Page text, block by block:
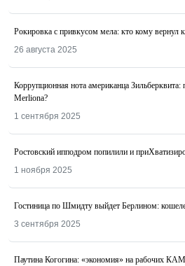
Рокировка с привкусом мела: кто кому вернул
26 августа 2025
Коррупционная нота американца Зильберквита:
Merliona?
1 сентября 2025
Ростовский ипподром попилили и
1 ноября 2025
Гостиница по Шмидту выйдет Берлином:
3 сентября 2025
Паутина Когогина: «экономия» на рабочих